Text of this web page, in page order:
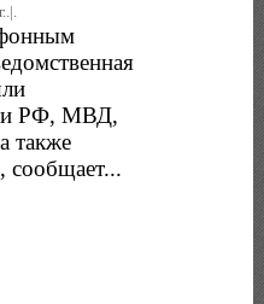
РФ, МВД,
также
сообщает...